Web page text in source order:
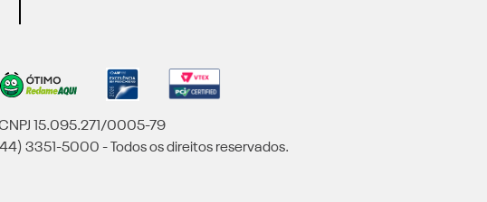
15.095.271/0005-79
3351-5000 - Todos os direitos reservados.